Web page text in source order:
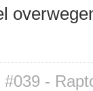
#039 -